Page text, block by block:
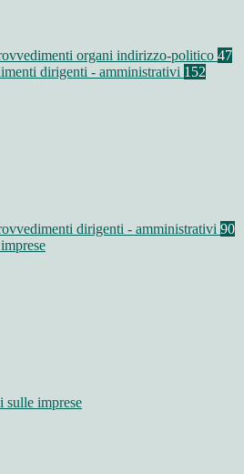
organi indirizzo-politico 47
dirigenti - amministrativi 152
dirigenti - amministrativi 90
sulle imprese